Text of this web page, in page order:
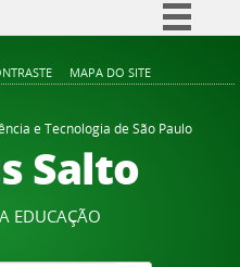
Comunica BR
Participe
Acesso à informação
Canais
MAPA DO SITE
e Tecnologia de São Paulo
Salto
EDUCAÇÃO